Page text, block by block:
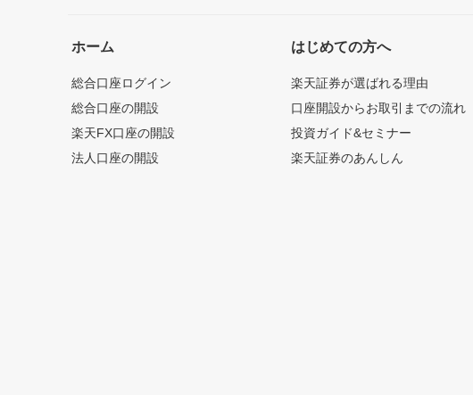
ホーム
総合口座ログイン
総合口座の開設
楽天FX口座の開設
法人口座の開設
はじめての方へ
楽天証券が選ばれる理由
口座開設からお取引までの流れ
投資ガイド&セミナー
楽天証券のあんしん